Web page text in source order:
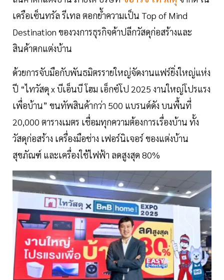
เครือเซ็นทรัล รีเทล ตอกย้ำความเป็น Top of Mind
Destination ของวงการธุรกิจค้าปลีกวัสดุก่อสร้างและ
สินค้าตกแต่งบ้าน
ด้วยการจับมือกับพันธมิตรรายใหญ่จัดงานแฟร์ยิ่งใหญ่แห่ง
ปี “ไทวัสดุ x บีเอ็นบี โฮม เอ็กซ์โป 2025 งานใหญ่โปรแรง
เพื่อบ้าน” ขนทัพสินค้ากว่า 500 แบรนด์ดัง บนพื้นที่
20,000 ตารางเมตร เชื่อมทุกความต้องการเรื่องบ้าน ทั้ง
วัสดุก่อสร้าง เครื่องมือช่าง เฟอร์นิเจอร์ ของแต่งบ้าน
สุขภัณฑ์ และเครื่องใช้ไฟฟ้า ลดสูงสุด 80%